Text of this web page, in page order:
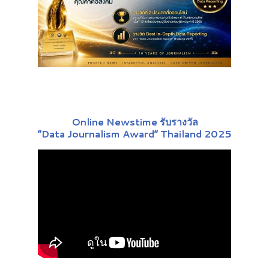
Online Newstime รับรางวัล
“Data Journalism Award” Thailand 2025